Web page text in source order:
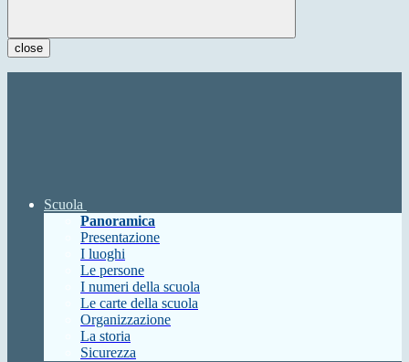
close
Scuola
Panoramica
Presentazione
I luoghi
Le persone
I numeri della scuola
Le carte della scuola
Organizzazione
La storia
Sicurezza